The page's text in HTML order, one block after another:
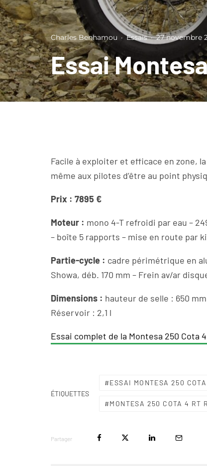
Charles Benhamou · Essais · 27 novembre
Essai
Facile à exploiter et efficace en zone, la
même aux pilotes d’être au point
Prix : 7895 €
Moteur : mono 4-T refroidi par eau –
– boîte 5 rapports – mise en route par
Partie-cycle : cadre périmétrique en
Showa, déb. 170 mm – Frein av/ar
Dimensions : hauteur de selle : 650
Réservoir : 2,1 l
Essai complet de la Montesa 250 Cota
ÉTIQUETTES
ESSAI MONTESA 250
MONTESA 250 COTA 4 RT
Partager